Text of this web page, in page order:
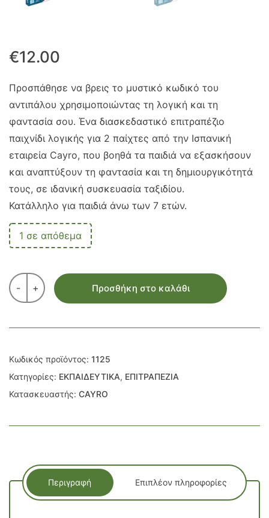
€12.00
Προσπάθησε να βρεις το μυστικό κωδικό του
αντιπάλου χρησιμοποιώντας τη λογική και τη
φαντασία σου. Ένα διασκεδαστικό επιτραπέζιο
παιχνίδι λογικής για 2 παίχτες από την Ισπανική
εταιρεία Cayro, που βοηθά τα παιδιά να εξασκήσουν
και αναπτύξουν τη φαντασία και τη δημιουργικότητά
τους, σε ιδανική συσκευασία ταξιδίου.
Κατάλληλο για παιδιά άνω των 7 ετών.
1 σε απόθεμα
- + Προσθήκη στο καλάθι
Κωδικός προϊόντος: 1125
Κατηγορίες: ΕΚΠΑΙΔΕΥΤΙΚΑ, ΕΠΙΤΡΑΠΕΖΙΑ
Κατασκευαστής: CAYRO
Περιγραφή Επιπλέον πληροφορίες